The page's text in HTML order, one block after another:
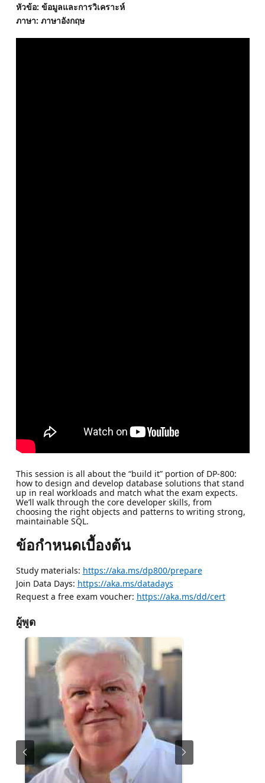
หัวข้อ: ข้อมูลและการวิเคราะห์
ภาษา: ภาษาอังกฤษ
This session is all about the “build it” portion of DP-800:
how to design and develop database solutions that stand
up in real workloads and match what the exam expects.
We’ll walk through the core developer skills, from
choosing the right objects and patterns to writing strong,
maintainable SQL.
ข้อกำหนดเบื้องต้น
Study materials: https://aka.ms/dp800/prepare
Join Data Days: https://aka.ms/datadays
Request a free exam voucher: https://aka.ms/dd/cert
ผู้พูด